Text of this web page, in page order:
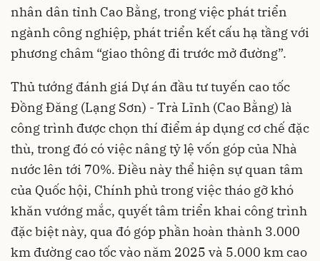
nhân dân tỉnh Cao Bằng, trong việc phát triển
ngành công nghiệp, phát triển kết cấu hạ tầng với
phương châm “giao thông đi trước mở đường”.
Thủ tướng đánh giá Dự án đầu tư tuyến cao tốc
Đồng Đăng (Lạng Sơn) - Trà Lĩnh (Cao Bằng) là
công trình được chọn thí điểm áp dụng cơ chế đặc
thù, trong đó có việc nâng tỷ lệ vốn góp của Nhà
nước lên tới 70%. Điều này thể hiện sự quan tâm
của Quốc hội, Chính phủ trong việc tháo gỡ khó
khăn vướng mắc, quyết tâm triển khai công trình
đặc biệt này, qua đó góp phần hoàn thành 3.000
km đường cao tốc vào năm 2025 và 5.000 km cao